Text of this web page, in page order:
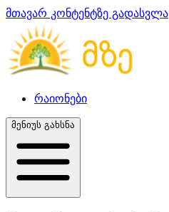
მთავარ კონტენტზე გადასვლა
რაიონები
მენიუს გახსნა